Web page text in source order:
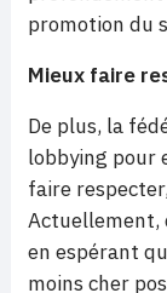
promotion du
Mieux faire
De plus, la
lobbying pour
faire
Actuellement,
en espérant
moins cher